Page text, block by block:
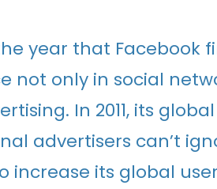
the year that Facebook
not only in social
In 2011, its
advertisers can’t
increase its global